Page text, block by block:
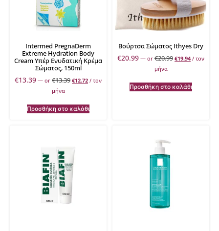
Intermed PregnaDerm
Extreme Hydration Body
Cream Υπέρ Ενυδατική Κρέμα
Σώματος, 150ml
€13.39 — or €13.39 €12.72 / τον
μήνα
Προσθήκη στο καλάθι
Βούρτσα Σώματος Ithyes Dry
€20.99 — or €20.99 €19.94 / τον
μήνα
Προσθήκη στο καλάθι